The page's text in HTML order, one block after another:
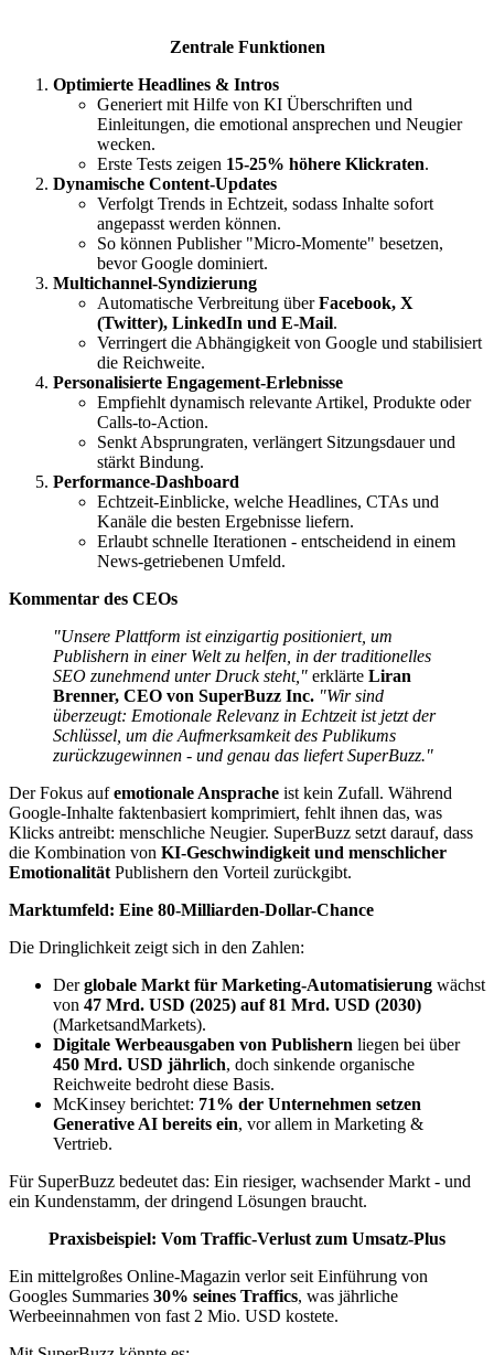
Zentrale Funktionen
Optimierte Headlines & Intros
Generiert mit Hilfe von KI Überschriften und
Einleitungen, die emotional ansprechen und Neugier
wecken.
Erste Tests zeigen 15-25% höhere Klickraten.
Dynamische Content-Updates
Verfolgt Trends in Echtzeit, sodass Inhalte sofort
angepasst werden können.
So können Publisher "Micro-Momente" besetzen,
bevor Google dominiert.
Multichannel-Syndizierung
Automatische Verbreitung überFacebook, X
(Twitter), LinkedIn und E-Mail.
Verringert die Abhängigkeit von Google und stabilisiert
die Reichweite.
Personalisierte Engagement-Erlebnisse
Empfiehlt dynamisch relevante Artikel, Produkte oder
Calls-to-Action.
Senkt Absprungraten, verlängert Sitzungsdauer und
stärkt Bindung.
Performance-Dashboard
Echtzeit-Einblicke, welche Headlines, CTAs und
Kanäle die besten Ergebnisse liefern.
Erlaubt schnelle Iterationen - entscheidend in einem
News-getriebenen Umfeld.
Kommentar des CEOs
"Unsere Plattform ist einzigartig positioniert, um
Publishern in einer Welt zu helfen, in der traditionelles
SEO zunehmend unter Druck steht," erklärte Liran
Brenner, CEO von SuperBuzz Inc. "Wir sind
überzeugt: Emotionale Relevanz in Echtzeit ist jetzt der
Schlüssel, um die Aufmerksamkeit des Publikums
zurückzugewinnen - und genau das liefert SuperBuzz."
Der Fokus aufemotionale Ansprache ist kein Zufall. Während
Google-Inhalte faktenbasiert komprimiert, fehlt ihnen das, was
Klicks antreibt: menschliche Neugier. SuperBuzz setzt darauf, dass
die Kombination von KI-Geschwindigkeit und menschlicher
Emotionalität Publishern den Vorteil zurückgibt.
Marktumfeld: Eine 80-Milliarden-Dollar-Chance
Die Dringlichkeit zeigt sich in den Zahlen:
Derglobale Markt für Marketing-Automatisierung wächst
von 47 Mrd. USD (2025) auf 81 Mrd. USD (2030)
(MarketsandMarkets).
Digitale Werbeausgaben von Publishern liegen bei über
450 Mrd. USD jährlich, doch sinkende organische
Reichweite bedroht diese Basis.
McKinsey berichtet: 71% der Unternehmen setzen
Generative AI bereits ein, vor allem in Marketing &
Vertrieb.
Für SuperBuzz bedeutet das: Ein riesiger, wachsender Markt - und
ein Kundenstamm, der dringend Lösungen braucht.
Praxisbeispiel: Vom Traffic-Verlust zum Umsatz-Plus
Ein mittelgroßes Online-Magazin verlor seit Einführung von
Googles Summaries 30% seines Traffics, was jährliche
Werbeeinnahmen von fast 2 Mio. USD kostete.